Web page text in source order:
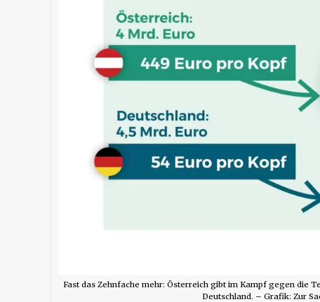
Fast das Zehnfache mehr: Österreich gibt im Kampf gegen die
Deutschland. – Grafik: Zur